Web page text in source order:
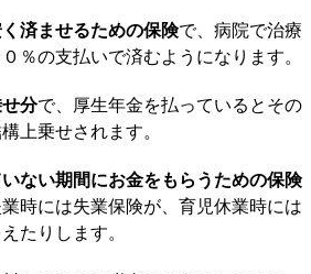
済ませるための保険で、病院で治療
％の支払いで済むようになります。
分で、厚生年金を払っているとその
上乗せされます。
ない期間にお金をもらうための保険
時には失業保険が、育児休業時には
たりします。